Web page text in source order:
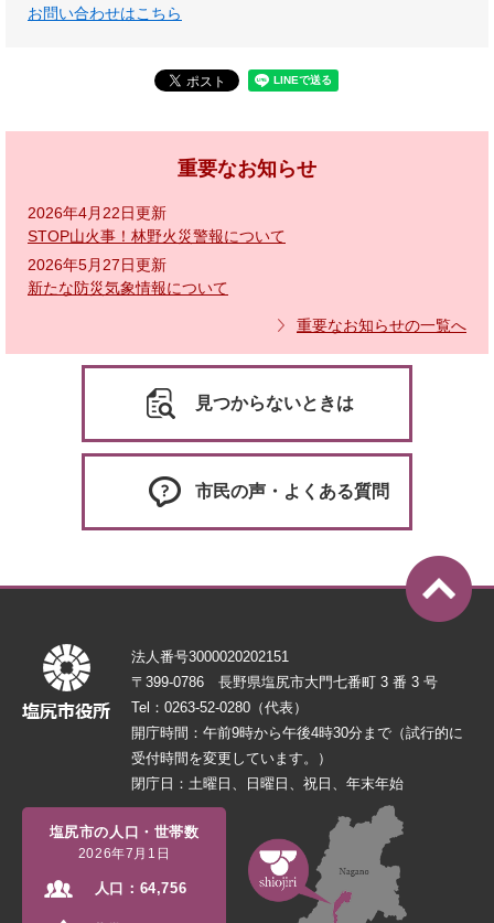
お問い合わせはこちら
重要なお知らせ
2026年4月22日更新
STOP山火事！林野火災警報について
2026年5月27日更新
新たな防災気象情報について
重要なお知らせの一覧へ
見つからないときは
市民の声・よくある質問
法人番号3000020202151
〒399-0786 長野県塩尻市大門七番町 3 番 3 号
Tel：0263-52-0280（代表）
開庁時間：午前9時から午後4時30分まで（試行的に
受付時間を変更しています。）
閉庁日：土曜日、日曜日、祝日、年末年始
塩尻市の人口・世帯数
2026年7月1日
人口： 64,756